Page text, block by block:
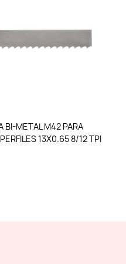
al carrito
BI-METAL M42 PARA
13X0.65 8/12 TPI